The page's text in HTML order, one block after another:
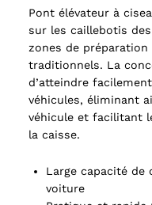
Pont élévateur à
sur les caillebotis
zones de préparation
traditionnels. La
d’atteindre
véhicules, éliminant
véhicule et facilitant
la caisse.
Large capacité de
voiture